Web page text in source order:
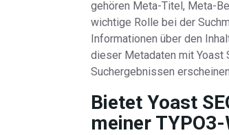
gehören Meta-Titel, Meta-
wichtige Rolle bei der
Informationen über den
dieser Metadaten mit Yoast
Suchergebnissen
Bietet Yoast
meiner